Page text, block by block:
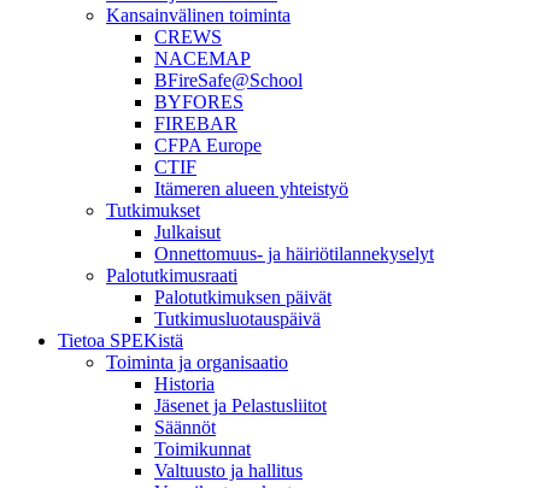
Kansainvälinen toiminta
CREWS
NACEMAP
BFireSafe@School
BYFORES
FIREBAR
CFPA Europe
CTIF
Itämeren alueen yhteistyö
Tutkimukset
Julkaisut
Onnettomuus- ja häiriötilannekyselyt
Palotutkimusraati
Palotutkimuksen päivät
Tutkimusluotauspäivä
Tietoa SPEKistä
Toiminta ja organisaatio
Historia
Jäsenet ja Pelastusliitot
Säännöt
Toimikunnat
Valtuusto ja hallitus